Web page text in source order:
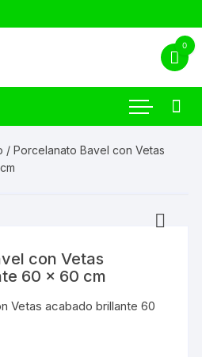
0
/ Porcelanato Bavel con Vetas
con Vetas
60 x 60 cm
Vetas acabado brillante 60